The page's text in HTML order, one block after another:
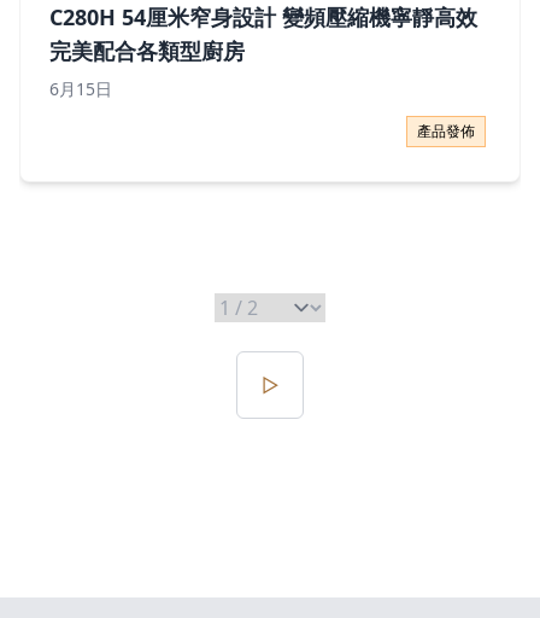
C280H 54厘米窄身設計 變頻壓縮機寧靜高效
完美配合各類型廚房
6月15日
Panasonic 窄身「變頻式」三門雪櫃 NR-C280H 54厘
產品發佈
▷